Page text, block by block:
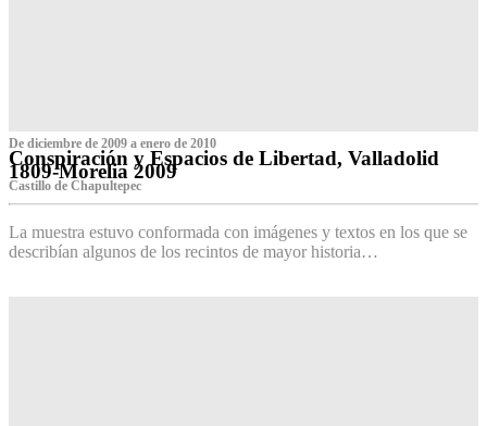
De diciembre de 2009 a enero de 2010
Conspiración y Espacios de Libertad, Valladolid
1809-Morelia 2009
Castillo de Chapultepec
La muestra estuvo conformada con imágenes y textos en los que se
describían algunos de los recintos de mayor historia…